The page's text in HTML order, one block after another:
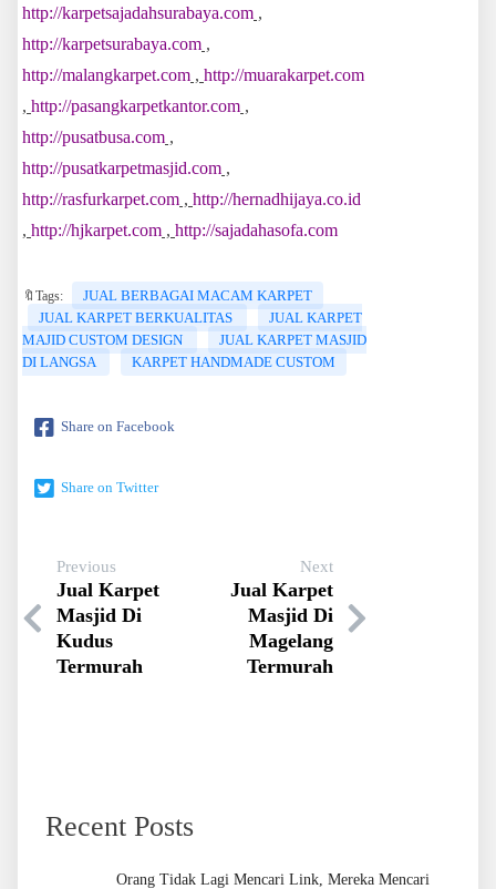
http://karpetsajadahsurabaya.com ,
http://karpetsurabaya.com ,
http://malangkarpet.com , http://muarakarpet.com
, http://pasangkarpetkantor.com ,
http://pusatbusa.com ,
http://pusatkarpetmasjid.com ,
http://rasfurkarpet.com , http://hernadhijaya.co.id
, http://hjkarpet.com , http://sajadahasofa.com
🔖Tags:
JUAL BERBAGAI MACAM KARPET
JUAL KARPET BERKUALITAS
JUAL KARPET
MAJID CUSTOM DESIGN
JUAL KARPET MASJID
DI LANGSA
KARPET HANDMADE CUSTOM
Share on Facebook
Share on Twitter
Previous
Jual Karpet
Masjid Di
Kudus
Termurah
Next
Jual Karpet
Masjid Di
Magelang
Termurah
Recent Posts
Orang Tidak Lagi Mencari Link, Mereka Mencari